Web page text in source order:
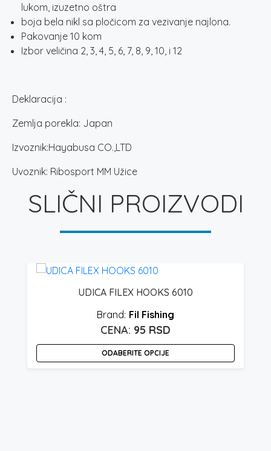
lukom, izuzetno oštra
boja bela nikl sa pločicom za vezivanje najlona.
Pakovanje 10 kom
Izbor veličina 2, 3, 4, 5, 6, 7, 8, 9, 10, i 12
Deklaracija :
Zemlja porekla: Japan
Izvoznik:Hayabusa CO.,LTD
Uvoznik: Ribosport MM Užice
SLIČNI PROIZVODI
UDICA FILEX HOOKS 6010
Fil Fishing
95 RSD
ODABERITE OPCIJE